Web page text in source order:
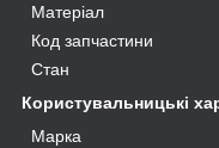
Матеріал
Код запчастини
Стан
Користувальницькі
Марка